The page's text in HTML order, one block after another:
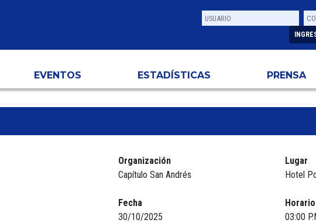
EVENTOS ESTADÍSTICAS PRENSA
Organización
Capítulo San Andrés
Lugar
Hotel
Fecha
30/10/2025
Horario
03:00